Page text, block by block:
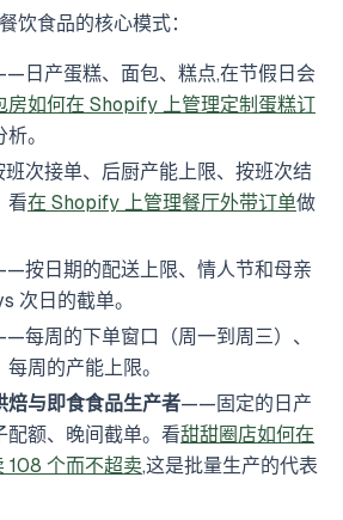
饮食品的核心模式：
日产蛋糕、面包、糕点,在节假日会
房如何在 Shopify 上管理定制蛋糕订
。
次接单、后厨产能上限、按班次结
看在 Shopify 上管理餐厅外带订单做
按日期的配送上限、情人节和母亲
次日的截单。
每周的下单窗口（周一到周三）、
周的产能上限。
焙与即食食品生产者——固定的日产
配额、晚间截单。看甜甜圈店如何在
108 个而不超卖,这是批量生产的代表